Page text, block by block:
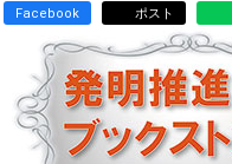
Facebook ポスト